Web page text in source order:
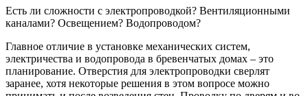
Есть ли сложности с электропроводкой? Вентиляционными
каналами? Освещением? Водопроводом?
Главное отличие в установке механических систем,
электричества и водопровода в бревенчатых домах – это
планирование. Отверстия для электропроводки сверлят
заранее, хотя некоторые решения в этом вопросе можно